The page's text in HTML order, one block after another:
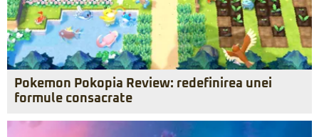
Pokemon Pokopia Review: redefinirea unei
formule consacrate